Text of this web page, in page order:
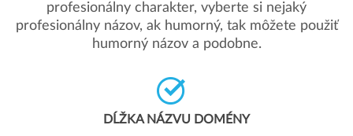
profesionálny charakter, vyberte si nejaký
profesionálny názov, ak humorný, tak môžete použiť
humorný názov a podobne.
DĹŽKA NÁZVU DOMÉNY